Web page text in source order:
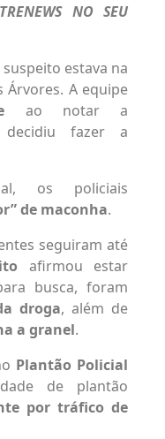
NO SEU
estava na
Árvores. A equipe
ao notar a
fazer a
os policiais
de maconha.
seguiram até
afirmou estar
busca, foram
droga, além de
a granel.
Plantão Policial
de plantão
por tráfico de